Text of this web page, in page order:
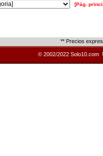
[Pág.
** Precios
© 2002/2022 Solo10.com